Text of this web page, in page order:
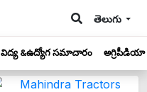
తెలుగు
విద్య &ఉద్యోగ సమాచారం అగ్రిపీడియా